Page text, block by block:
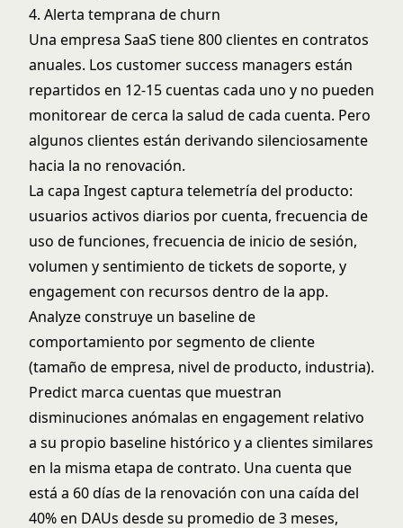
4. Alerta temprana de churn
Una empresa SaaS tiene 800 clientes en contratos
anuales. Los customer success managers están
repartidos en 12-15 cuentas cada uno y no pueden
monitorear de cerca la salud de cada cuenta. Pero
algunos clientes están derivando silenciosamente
hacia la no renovación.
La capa Ingest captura telemetría del producto:
usuarios activos diarios por cuenta, frecuencia de
uso de funciones, frecuencia de inicio de sesión,
volumen y sentimiento de tickets de soporte, y
engagement con recursos dentro de la app.
Analyze construye un baseline de
comportamiento por segmento de cliente
(tamaño de empresa, nivel de producto, industria).
Predict marca cuentas que muestran
disminuciones anómalas en engagement relativo
a su propio baseline histórico y a clientes similares
en la misma etapa de contrato. Una cuenta que
está a 60 días de la renovación con una caída del
40% en DAUs desde su promedio de 3 meses,